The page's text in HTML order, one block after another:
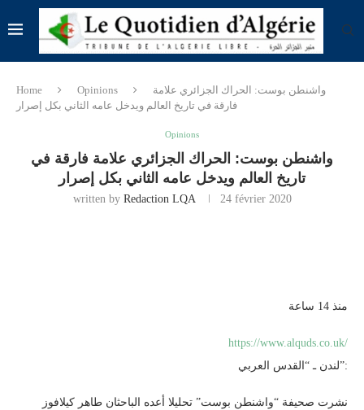
Home Opinions
واشنطن بوست: الحراك الجزائري علامة
فارقة في تاريخ العالم ويدخل عامه الثاني بكل إصرار
Opinions
واشنطن بوست: الحراك الجزائري علامة فارقة في
تاريخ العالم ويدخل عامه الثاني بكل إصرار
written by Redaction LQA 24 février 2020
منذ 14 ساعة
https://www.alquds.co.uk/
لندن ـ “القدس العربي”:
نشرت صحيفة “واشنطن بوست” تحليلا أعده الباحثان طاهر كيلافوز